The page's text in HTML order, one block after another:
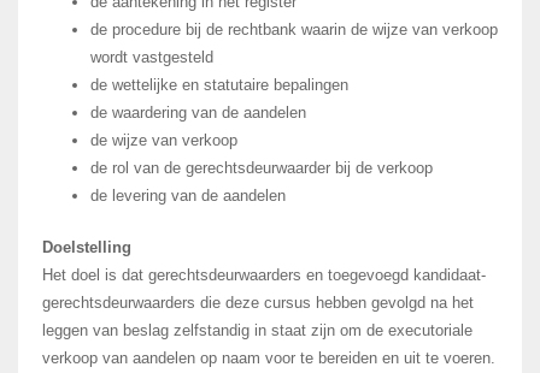
de procedure bij de rechtbank waarin de wijze van verkoop
wordt vastgesteld
de wettelijke en statutaire bepalingen
de waardering van de aandelen
de wijze van verkoop
de rol van de gerechtsdeurwaarder bij de verkoop
de levering van de aandelen
Doelstelling
Het doel is dat gerechtsdeurwaarders en toegevoegd kandidaat-
gerechtsdeurwaarders die deze cursus hebben gevolgd na het
leggen van beslag zelfstandig in staat zijn om de executoriale
verkoop van aandelen op naam voor te bereiden en uit te voeren.